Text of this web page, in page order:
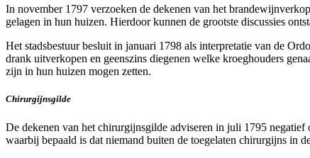
In november 1797 verzoeken de dekenen van het
gelagen in hun huizen. Hierdoor kunnen de grootste discussies
Het stadsbestuur besluit in januari 1798 als interpretatie van de
drank uitverkopen en geenszins diegenen welke kroeghouders
zijn in hun huizen mogen zetten.
Chirurgijnsgilde
De dekenen van het chirurgijnsgilde adviseren in juli 1795
waarbij bepaald is dat niemand buiten de toegelaten chirurgijns in